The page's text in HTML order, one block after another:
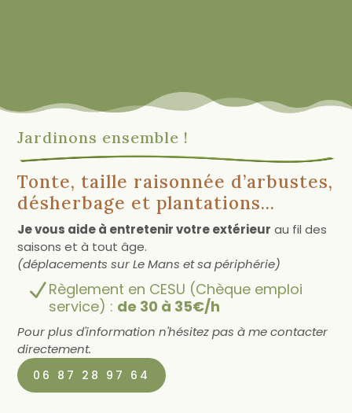
Jardinons ensemble !
Tonte, taille raisonnée d’arbustes,
désherbage et plantations...
Je vous aide à entretenir votre extérieur au fil des
saisons et à tout âge.
(déplacements sur Le Mans et sa périphérie)
NRèglement en CESU (Chèque emploi
service) : de 30 à 35€/h
Pour plus d'information n'hésitez pas à me contacter
directement.
06 87 28 97 64